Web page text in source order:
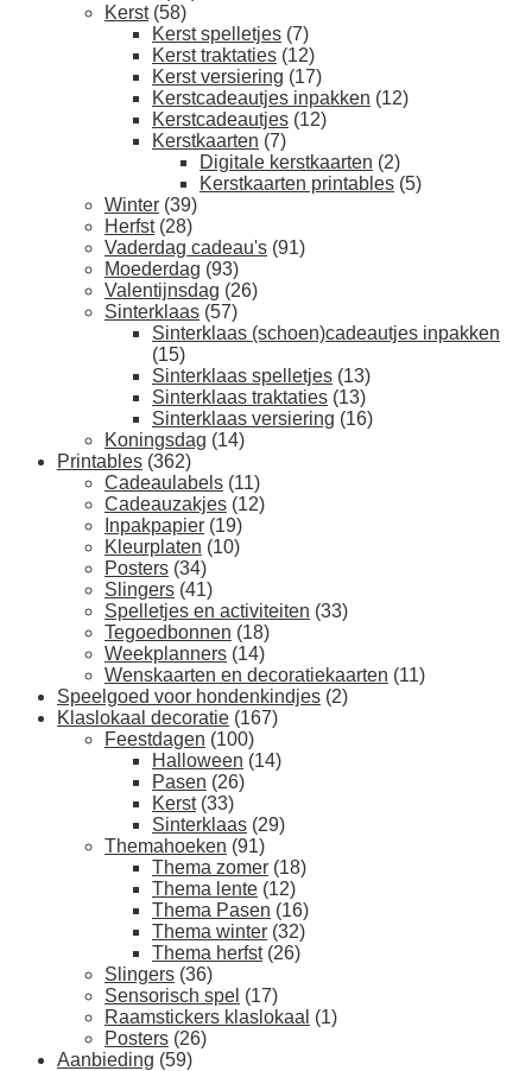
Kerst (58)
Kerst spelletjes (7)
Kerst traktaties (12)
Kerst versiering (17)
Kerstcadeautjes inpakken (12)
Kerstcadeautjes (12)
Kerstkaarten (7)
Digitale kerstkaarten (2)
Kerstkaarten printables (5)
Winter (39)
Herfst (28)
Vaderdag cadeau's (91)
Moederdag (93)
Valentijnsdag (26)
Sinterklaas (57)
Sinterklaas (schoen)cadeautjes inpakken
(15)
Sinterklaas spelletjes (13)
Sinterklaas traktaties (13)
Sinterklaas versiering (16)
Koningsdag (14)
Printables (362)
Cadeaulabels (11)
Cadeauzakjes (12)
Inpakpapier (19)
Kleurplaten (10)
Posters (34)
Slingers (41)
Spelletjes en activiteiten (33)
Tegoedbonnen (18)
Weekplanners (14)
Wenskaarten en decoratiekaarten (11)
Speelgoed voor hondenkindjes (2)
Klaslokaal decoratie (167)
Feestdagen (100)
Halloween (14)
Pasen (26)
Kerst (33)
Sinterklaas (29)
Themahoeken (91)
Thema zomer (18)
Thema lente (12)
Thema Pasen (16)
Thema winter (32)
Thema herfst (26)
Slingers (36)
Sensorisch spel (17)
Raamstickers klaslokaal (1)
Posters (26)
Aanbieding (59)